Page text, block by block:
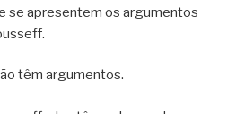
se apresentem os argumentos
têm argumentos.